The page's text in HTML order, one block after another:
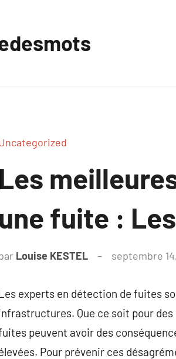
Les
une fuite :
Louise KESTEL septembre
experts en détection de fuites
Que ce soit pour
peuvent avoir des
Pour prévenir ces